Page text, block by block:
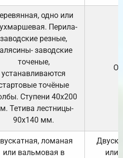
одно или
Перила-
заводские резные,
заводские
точеные,
устанавливаются
точёные
Ступени 40х200
Тетива лестницы-
90х140 мм.
ломаная
или вальмовая в
или